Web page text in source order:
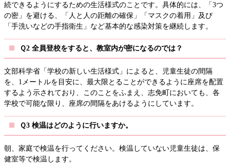
続できるようにするための生活様式のことです。具体的には、「3つ
の密」を避ける、「人と人の距離の確保」「マスクの着用」及び
「手洗いなどの手指衛生」など基本的な感染対策を継続します。
Ｑ2 全員登校をすると、教室内が密になるのでは？
文部科学省「学校の新しい生活様式」によると、児童生徒の間隔
を、1メートルを目安に、最大限とることができるように座席を配置
するよう示されており、このことをふまえ、志免町においても、各
学校で可能な限り、座席の間隔をあけるようにしています。
Ｑ3 検温はどのように行いますか。
朝、家庭で検温を行ってください。検温していない児童生徒は、保
健室等で検温します。